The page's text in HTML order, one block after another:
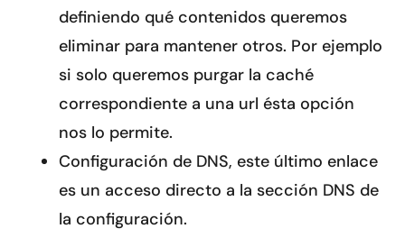
definiendo qué contenidos queremos
eliminar para mantener otros. Por ejemplo
si solo queremos purgar la caché
correspondiente a una url ésta opción
nos lo permite.
Configuración de DNS, este último enlace
es un acceso directo a la sección DNS de
la configuración.